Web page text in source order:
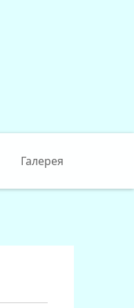
Галерея